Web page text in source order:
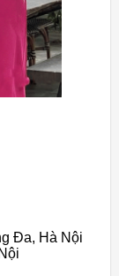
Đa, Hà Nội